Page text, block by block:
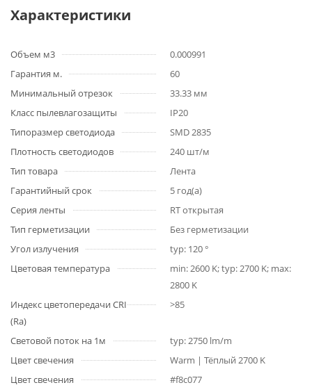
Характеристики
Объем м3
0.000991
Гарантия м.
60
Минимальный отрезок
33.33 мм
Класс пылевлагозащиты
IP20
Типоразмер светодиода
SMD 2835
Плотность светодиодов
240 шт/м
Тип товара
Лента
Гарантийный срок
5 год(а)
Серия ленты
RT открытая
Тип герметизации
Без герметизации
Угол излучения
typ: 120 °
Цветовая температура
min: 2600 K; typ: 2700 K; max:
2800 K
Индекс цветопередачи CRI
(Ra)
>85
Световой поток на 1м
typ: 2750 lm/m
Цвет свечения
Warm | Тёплый 2700 K
Цвет свечения
#f8c077